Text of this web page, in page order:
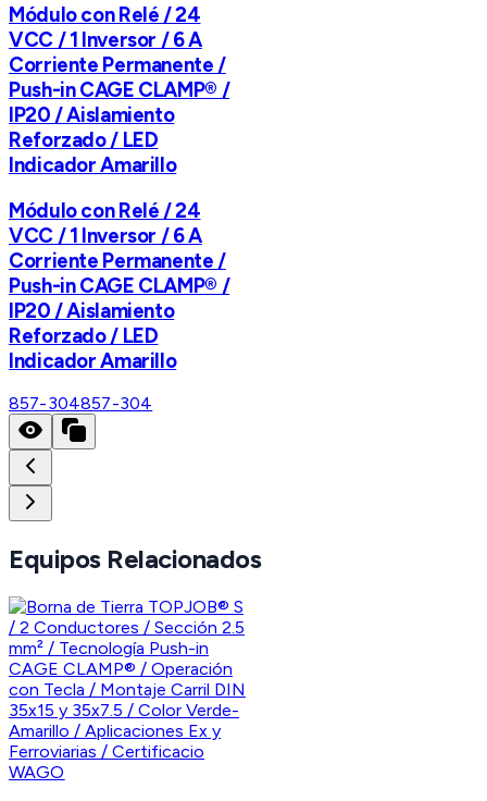
Módulo con Relé / 24
VCC / 1 Inversor / 6 A
Corriente Permanente /
Push-in CAGE CLAMP® /
IP20 / Aislamiento
Reforzado / LED
Indicador Amarillo
Módulo con Relé / 24
VCC / 1 Inversor / 6 A
Corriente Permanente /
Push-in CAGE CLAMP® /
IP20 / Aislamiento
Reforzado / LED
Indicador Amarillo
857-304857-304
Equipos Relacionados
WAGO